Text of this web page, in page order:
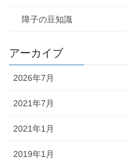
障子の豆知識
アーカイブ
2026年7月
2021年7月
2021年1月
2019年1月